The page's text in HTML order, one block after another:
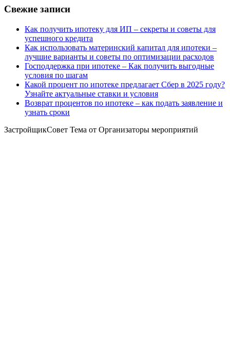
Свежие записи
Как получить ипотеку для ИП – секреты и советы для
успешного кредита
Как использовать материнский капитал для ипотеки –
лучшие варианты и советы по оптимизации расходов
Господдержка при ипотеке – Как получить выгодные
условия по шагам
Какой процент по ипотеке предлагает Сбер в 2025 году?
Узнайте актуальные ставки и условия
Возврат процентов по ипотеке – как подать заявление и
узнать сроки
ЗастройщикСовет Тема от Организаторы мероприятий